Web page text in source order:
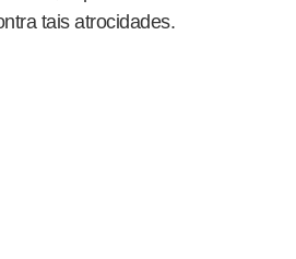
tais atrocidades.